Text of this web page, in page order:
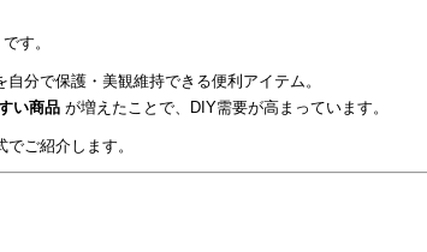
す。
分で保護・美観維持できる便利アイテム。
い商品 が増えたことで、DIY需要が高まっています。
ご紹介します。